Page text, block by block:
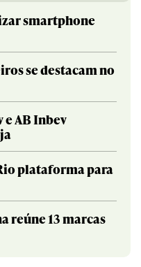
smartphone
se destacam no
e AB Inbev
plataforma para
reúne 13 marcas